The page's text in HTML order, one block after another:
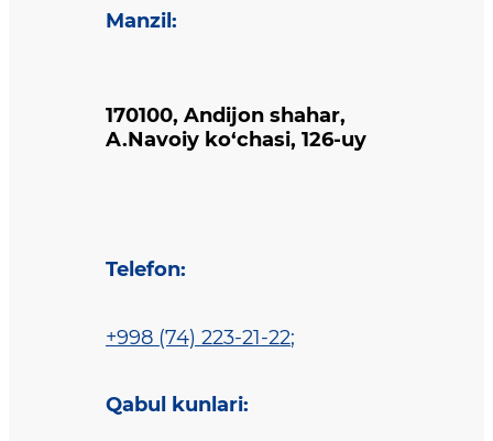
Manzil :
170100, Andijon shahar,
A.Navoiy ko‘chasi, 126-uy
Telefon:
+998 (74) 223-21-22;
Qabul kunlari: